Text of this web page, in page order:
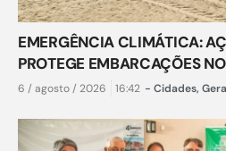
EMERGÊNCIA CLIMÁTICA:
PROTEGE EMBARCAÇÕES
6 / agosto / 2026 16:42 - Cidades,